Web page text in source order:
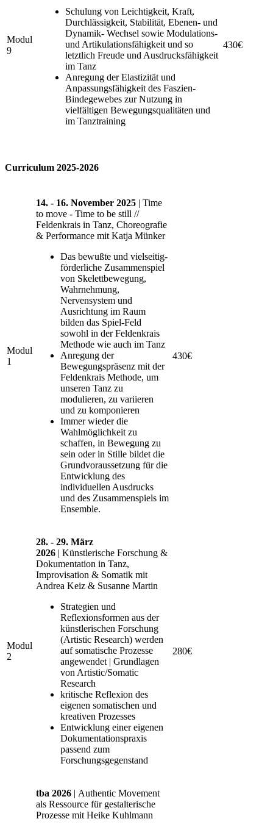
Modul
9
Schulung von Leichtigkeit, Kraft,
Durchlässigkeit, Stabilität, Ebenen- und
Dynamik- Wechsel sowie Modulations-
und Artikulationsfähigkeit und so
letztlich Freude und Ausdrucksfähigkeit
im Tanz
Anregung der Elastizität und
Anpassungsfähigkeit des Faszien-
Bindegewebes zur Nutzung in
vielfältigen Bewegungsqualitäten und
im Tanztraining
430€
Curriculum 2025-2026
Modul
1
14. - 16. November 2025 | Time
to move - Time to be still //
Feldenkrais in Tanz, Choreografie
& Performance mit Katja Münker
Das bewußte und vielseitig-
förderliche Zusammenspiel
von Skelettbewegung,
Wahrnehmung,
Nervensystem und
Ausrichtung im Raum
bilden das Spiel-Feld
sowohl in der Feldenkrais
Methode wie auch im Tanz
Anregung der
Bewegungspräsenz mit der
Feldenkrais Methode, um
unseren Tanz zu
modulieren, zu variieren
und zu komponieren
Immer wieder die
Wahlmöglichkeit zu
schaffen, in Bewegung zu
sein oder in Stille bildet die
Grundvoraussetzung für die
Entwicklung des
individuellen Ausdrucks
und des Zusammenspiels im
Ensemble.
430€
Modul
2
28. - 29. März
2026 | Künstlerische Forschung &
Dokumentation in Tanz,
Improvisation & Somatik mit
Andrea Keiz & Susanne Martin
Strategien und
Reflexionsformen aus der
künstlerischen Forschung
(Artistic Research) werden
auf somatische Prozesse
angewendet | Grundlagen
von Artistic/Somatic
Research
kritische Reflexion des
eigenen somatischen und
kreativen Prozesses
Entwicklung einer eigenen
Dokumentationspraxis
passend zum
Forschungsgegenstand
280€
tba 2026 | Authentic Movement
als Ressource für gestalterische
Prozesse mit Heike Kuhlmann